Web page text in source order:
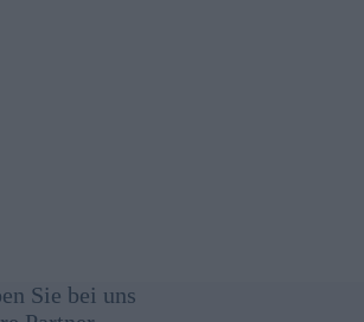
Sie bei uns